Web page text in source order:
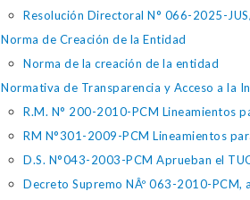
Resolución Directoral N° 066-2025-
Norma de Creación de la Entidad
Norma de la creación de la entidad
Normativa de Transparencia y Acceso a la
R.M. N° 200-2010-PCM Lineamientos
RM N°301-2009-PCM Lineamientos
D.S. N°043-2003-PCM Aprueban el
Decreto Supremo NÂº 063-2010-PCM,